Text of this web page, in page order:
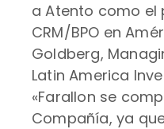
a Atento como el
CRM/BPO en
Goldberg,
Latin America
«Farallon se
Compañía, ya